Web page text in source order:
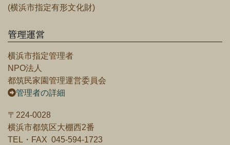
(横浜市指定有形文化財)
管理運営
横浜市指定管理者
NPO法人
都筑民家園管理運営委員会
管理者の詳細
〒224-0028
横浜市都筑区大棚西2番
TEL・FAX 045-594-1723